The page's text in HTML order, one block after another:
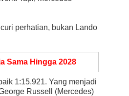
perhatian, bukan Lando
Sama Hingga 2028
1:15,921. Yang menjadi
Russell (Mercedes)